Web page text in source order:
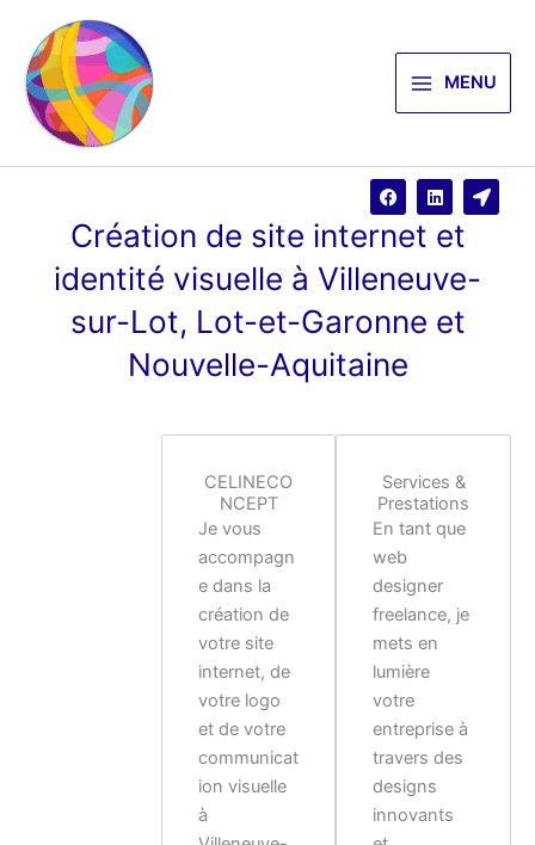
contenu
MENU
F
a
e
o
o
k
L
i
k
d
n
L
o
i
Création de site internet et
identité visuelle à Villeneuve-
sur-Lot, Lot-et-Garonne et
Nouvelle-Aquitaine
CELINECO
NCEPT
Je vous
accompagn
e dans la
création de
votre site
internet, de
votre logo
et de votre
communicat
ion visuelle
à
Services &
Prestations
En tant que
web
designer
freelance, je
mets en
lumière
votre
entreprise à
travers des
designs
innovants